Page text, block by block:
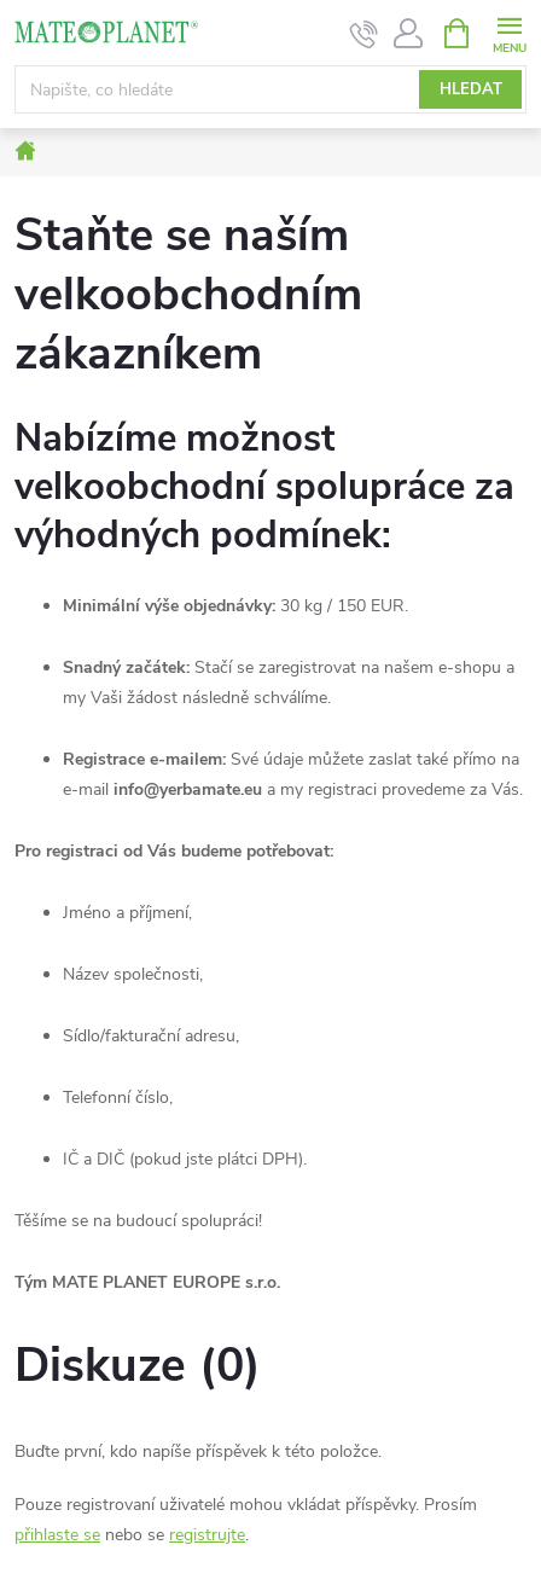
na
obsah
HLEDAT
NÁKUPNÍ
KOŠÍK
Staňte se naším
velkoobchodním
zákazníkem
Nabízíme možnost
velkoobchodní spolupráce za
výhodných podmínek:
Minimální výše objednávky: 30 kg / 150 EUR.
Snadný začátek: Stačí se zaregistrovat na našem e-shopu a
my Vaši žádost následně schválíme.
Registrace e-mailem: Své údaje můžete zaslat také přímo na
e-mail info@yerbamate.eu a my registraci provedeme za Vás.
Pro registraci od Vás budeme potřebovat:
Jméno a příjmení,
Název společnosti,
Sídlo/fakturační adresu,
Telefonní číslo,
IČ a DIČ (pokud jste plátci DPH).
Těšíme se na budoucí spolupráci!
Tým MATE PLANET EUROPE s.r.o.
Diskuze (0)
Buďte první, kdo napíše příspěvek k této položce.
Pouze registrovaní uživatelé mohou vkládat příspěvky. Prosím
přihlaste se nebo se registrujte.